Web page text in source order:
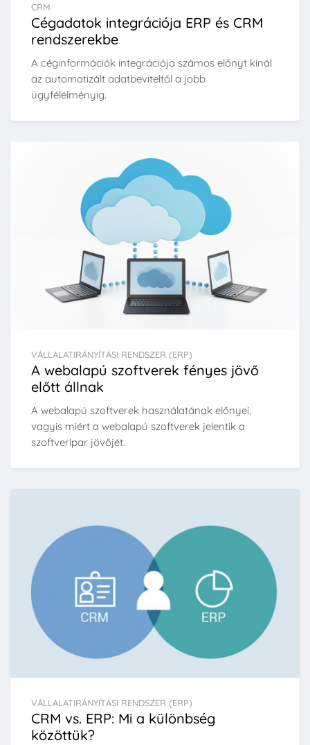
CRM
Cégadatok integrációja ERP és CRM
rendszerekbe
A céginformációk integrációja számos előnyt kínál
az automatizált adatbeviteltől a jobb
ügyfélélményig.
VÁLLALATIRÁNYÍTÁSI RENDSZER (ERP)
A webalapú szoftverek fényes jövő
előtt állnak
A webalapú szoftverek használatának előnyei,
vagyis miért a webalapú szoftverek jelentik a
szoftveripar jövőjét.
VÁLLALATIRÁNYÍTÁSI RENDSZER (ERP)
CRM vs. ERP: Mi a különbség
közöttük?